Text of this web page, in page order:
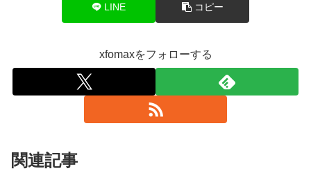
LINE コピー
xfomaxをフォローする
関連記事